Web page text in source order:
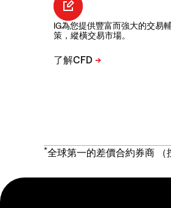
IG為您提供豐富而強大的交易
策，縱橫交易市場。
*全球第一的差價合約券商 （